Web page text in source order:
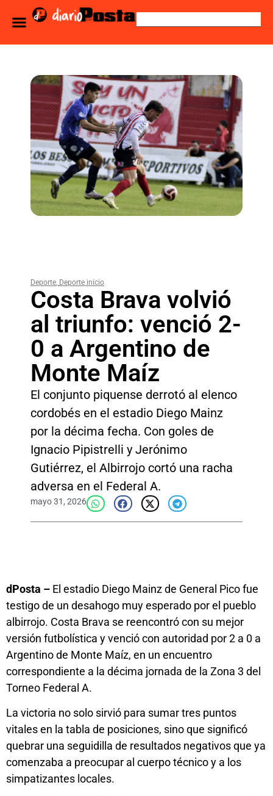
Deporte, Deporte inicio
Costa Brava volvió
al triunfo: venció 2-
0 a Argentino de
Monte Maíz
El conjunto piquense derrotó al elenco
cordobés en el estadio Diego Mainz
por la décima fecha. Con goles de
Ignacio Pipistrelli y Jerónimo
Gutiérrez, el Albirrojo cortó una racha
adversa en el Federal A.
mayo 31, 2026
dPosta – El estadio Diego Mainz de General Pico fue
testigo de un desahogo muy esperado por el pueblo
albirrojo. Costa Brava se reencontró con su mejor
versión futbolística y venció con autoridad por 2 a 0 a
Argentino de Monte Maíz, en un encuentro
correspondiente a la décima jornada de la Zona 3 del
Torneo Federal A.
La victoria no solo sirvió para sumar tres puntos
vitales en la tabla de posiciones, sino que significó
quebrar una seguidilla de resultados negativos que ya
comenzaba a preocupar al cuerpo técnico y a los
simpatizantes locales.